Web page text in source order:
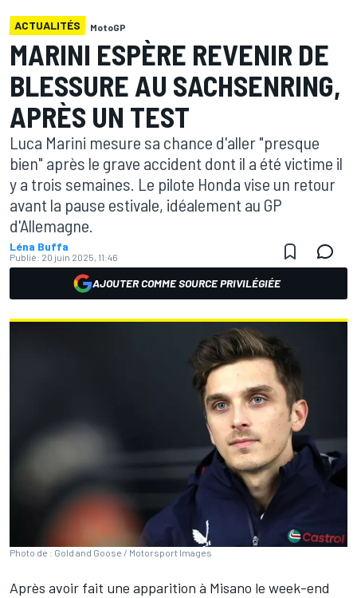
ACTUALITÉS MotoGP
MARINI ESPÈRE REVENIR DE
BLESSURE AU SACHSENRING,
APRÈS UN TEST
Luca Marini mesure sa chance d'aller "presque
bien" après le grave accident dont il a été victime il
y a trois semaines. Le pilote Honda vise un retour
avant la pause estivale, idéalement au GP
d'Allemagne.
Léna Buffa
Publié: 20 juin 2025, 11:46
AJOUTER COMME SOURCE PRIVILÉGIÉE
Photo de : Gold and Goose / Motorsport Images
Après avoir fait une apparition à Misano le week-end